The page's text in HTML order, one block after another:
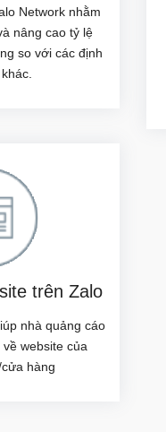
Network nhằm
nâng cao tỷ lệ
so với các định
trên Zalo
nhà quảng cáo
website của
hàng